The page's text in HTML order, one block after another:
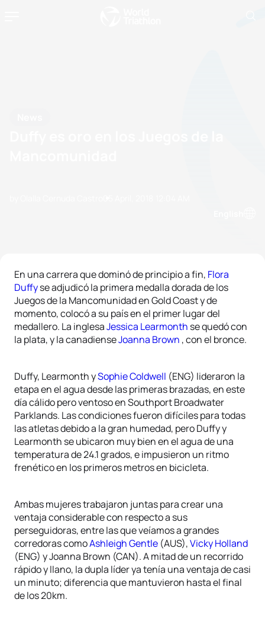
En una carrera que dominó de principio a fin, Flora
Duffyse adjudicó la primera medalla dorada de los
Juegos de la Mancomunidad en Gold Coast y de
momento, colocó a su país en el primer lugar del
medallero. La inglesaJessica Learmonth se quedó con
la plata, y la canadienseJoanna Brown , con el bronce.
Duffy, Learmonth ySophie Coldwell (ENG) lideraron la
etapa en el agua desde las primeras brazadas, en este
día cálido pero ventoso en Southport Broadwater
Parklands. Las condiciones fueron difíciles para todas
las atletas debido a la gran humedad, pero Duffy y
Learmonth se ubicaron muy bien en el agua de una
temperatura de 24.1 grados, e impusieron un ritmo
frenético en los primeros metros en bicicleta.
Ambas mujeres trabajaron juntas para crear una
ventaja considerable con respecto a sus
perseguidoras, entre las que veíamos a grandes
corredoras comoAshleigh Gentle (AUS),Vicky Holland
(ENG) y Joanna Brown (CAN). A mitad de un recorrido
rápido y llano, la dupla líder ya tenía una ventaja de casi
un minuto; diferencia que mantuvieron hasta el final
de los 20km.